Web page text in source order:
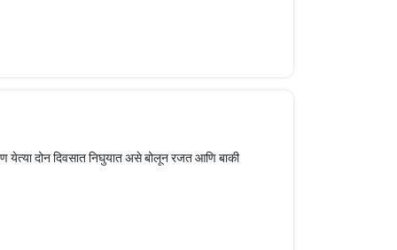
येत्या दोन दिवसात निघुयात असे बोलून रजत आणि बाकी